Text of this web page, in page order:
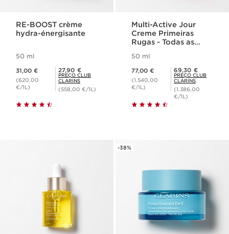
RE-BOOST crème
hydra-énergisante
50 ml
31,00 €
(620,00
€/1L)
Preço Club Clarins 27,90 €
27,90 €
PREÇO CLUB
CLARINS
(558,00 €/1L)
Multi-Active Jour
Creme Primeiras
Rugas - Todas as
50 ml
77,00 €
(1.540,00
€/1L)
Preço Club Clarins 69,30 €
69,30 €
PREÇO CLUB
CLARINS
(1.386,00
€/1L)
-38%